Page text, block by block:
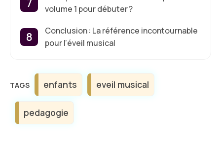
volume 1 pour débuter ?
Conclusion : La référence incontournable
pour l’éveil musical
Étiquettes
enfants eveil musical
pedagogie